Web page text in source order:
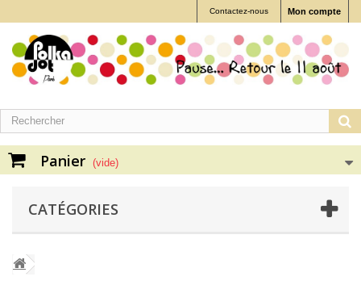
Mon compte
Contactez-nous
Panier (vide)
CATÉGORIES